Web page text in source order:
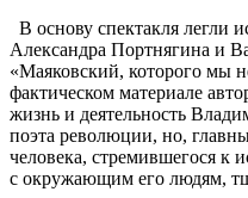
В основу спектакля легли
Александра Портнягина и
«Маяковский, которого мы
фактическом материале
жизнь и деятельность
поэта революции, но,
человека, стремившегося
с окружающим его людям,